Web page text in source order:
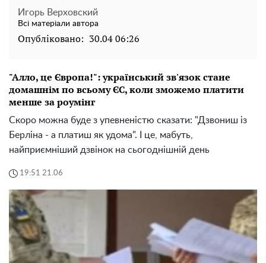
Игорь Верховский
Всі матеріали автора
Опубліковано: 30.04 06:26
"Алло, це Європа!": український зв'язок стане
домашнім по всьому ЄС, коли зможемо платити
менше за роумінг
Скоро можна буде з упевненістю сказати: "Дзвониш із
Берліна - а платиш як удома". І це, мабуть,
найприємніший дзвінок на сьогоднішній день
19:51 21.06